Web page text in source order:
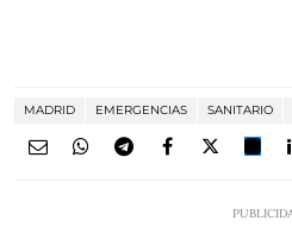
MADRID EMERGENCIAS SANITARIO